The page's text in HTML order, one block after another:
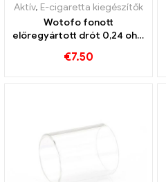
Aktív, E-cigaretta kiegészítők
Wotofo fonott
előregyártott drót 0,24 ohm
nagykereskedés丨Egyedi
€7.50